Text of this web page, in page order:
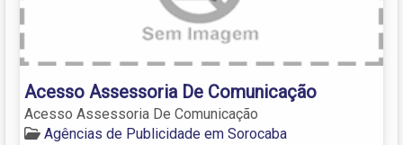
Acesso Assessoria De Comunicação
Acesso Assessoria De Comunicação
Agências de Publicidade em Sorocaba